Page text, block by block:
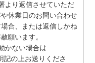
より返信させていただ
休業日のお問い合わせ
合、または返信しかね
願います。
かない場合は
記の上お送りくださ